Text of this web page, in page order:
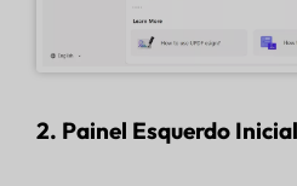
2. Painel Esquerdo Inicial